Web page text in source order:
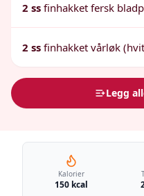
2 ss finhakket fersk
2 ss finhakket vårløk
Legg
Kalorier
150 kcal